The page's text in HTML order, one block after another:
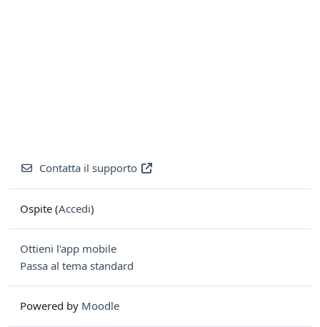
Contatta il supporto
Ospite (Accedi)
Ottieni l'app mobile
Passa al tema standard
Powered by Moodle